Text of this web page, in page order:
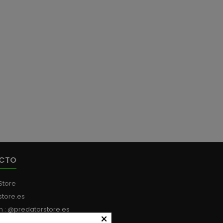
: @predatorstore.es
×